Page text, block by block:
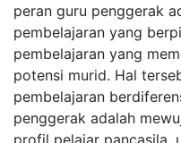
peran guru penggerak
pembelajaran yang
pembelajaran yang
potensi murid. Hal
pembelajaran
penggerak adalah
profil pelajar pancasila,